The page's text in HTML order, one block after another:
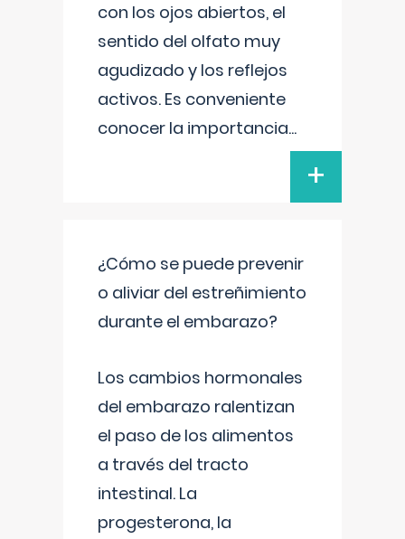
con los ojos abiertos, el
sentido del olfato muy
agudizado y los reflejos
activos. Es conveniente
conocer la importancia...
+
¿Cómo se puede prevenir
o aliviar del estreñimiento
durante el embarazo?
Los cambios hormonales
del embarazo ralentizan
el paso de los alimentos
a través del tracto
intestinal. La
progesterona, la